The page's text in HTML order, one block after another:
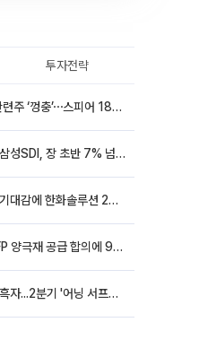
투자전략
스페이스X 주가 반등에 관련주 ‘껑충’⋯스피어 18%ㆍ에이치브이엠 12%↑
반도체 온기 탄 2차전지...삼성SDI, 장 초반 7% 넘게 껑충
美 태양광 관세 반사이익 기대감에 한화솔루션 20%대·OCI홀딩스 14%대 급등
포스코퓨처엠, 19만톤 LFP 양극재 공급 합의에 9%대 강세
고려아연, 106분기 연속 흑자...2분기 '어닝 서프라이즈'에 장 초반 12%대 강세